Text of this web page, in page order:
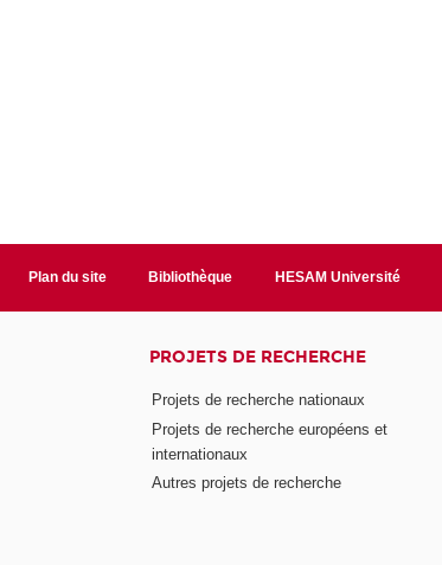
Plan du site Bibliothèque HESAM Université
PROJETS DE RECHERCHE
Projets de recherche nationaux
Projets de recherche européens et
internationaux
Autres projets de recherche